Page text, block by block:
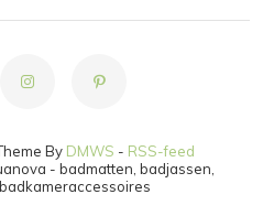
By DMWS - RSS-feed
- badmatten, badjassen,